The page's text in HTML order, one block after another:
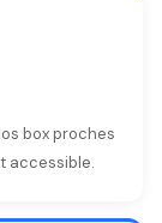
box proches
accessible.